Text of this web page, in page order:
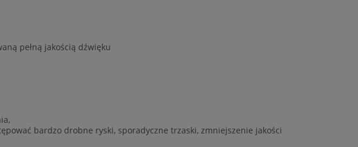
pełną jakością dźwięku
bardzo drobne ryski, sporadyczne trzaski, zmniejszenie jakości